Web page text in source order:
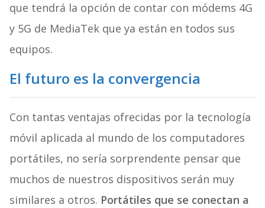
que tendrá la opción de contar con módems 4G
y 5G de MediaTek que ya están en todos sus
equipos.
El futuro es la convergencia
Con tantas ventajas ofrecidas por la tecnología
móvil aplicada al mundo de los computadores
portátiles, no sería sorprendente pensar que
muchos de nuestros dispositivos serán muy
similares a otros. Portátiles que se conectan a